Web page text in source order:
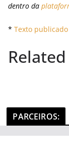
dentro da
* Texto
PARCEIROS: